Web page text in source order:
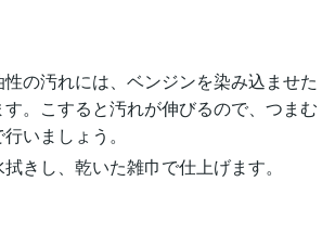
の汚れには、ベンジンを染み込ませた
。こすると汚れが伸びるので、つまむ
いましょう。
きし、乾いた雑巾で仕上げます。